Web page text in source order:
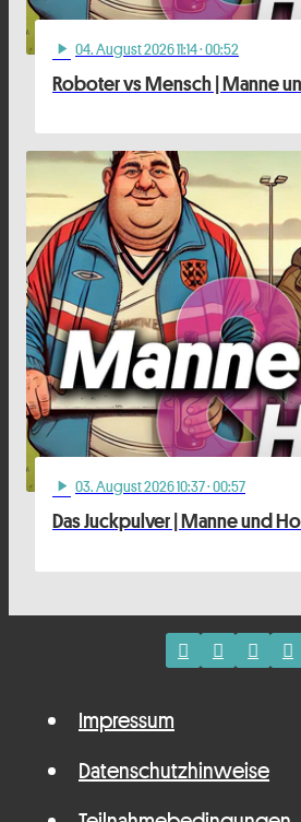
play_arrow 04. August 2026 11:14· 00:52
Roboter vs Mensch | Manne
play_arrow 03. August 2026 10:37· 00:57
Das Juckpulver | Manne und
Impressum
Datenschutzhinweise